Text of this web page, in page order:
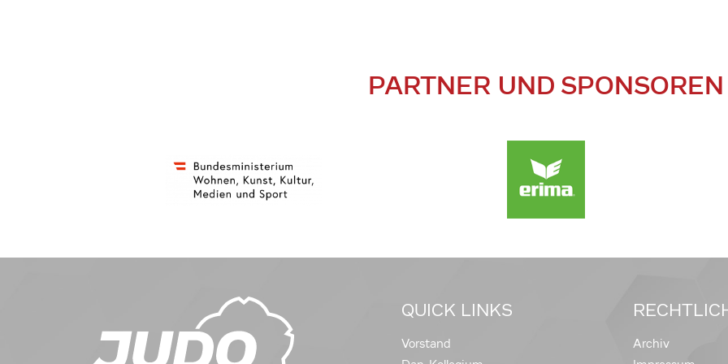
PARTNER UND SPONSOREN
QUICK LINKS
Vorstand
Archiv